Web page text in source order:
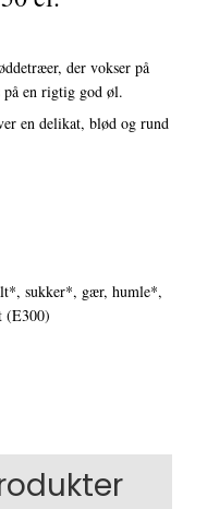
der vokser på
en rigtig god øl.
en delikat, blød og rund
sukker*, gær, humle*,
(E300)